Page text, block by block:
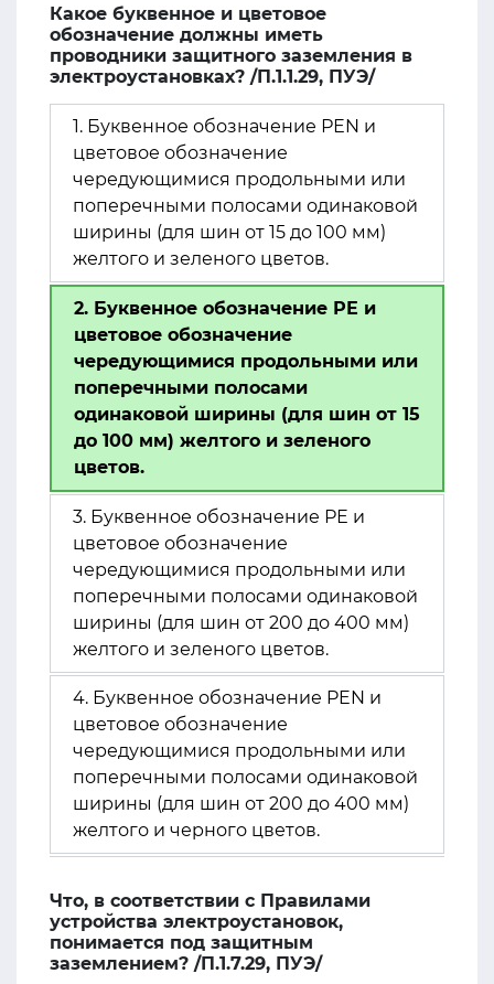
Какое буквенное и цветовое
обозначение должны иметь
проводники защитного заземления в
электроустановках? /П.1.1.29, ПУЭ/
1. Буквенное обозначение РЕN и
цветовое обозначение
чередующимися продольными или
поперечными полосами одинаковой
ширины (для шин от 15 до 100 мм)
желтого и зеленого цветов.
2. Буквенное обозначение РЕ и
цветовое обозначение
чередующимися продольными или
поперечными полосами
одинаковой ширины (для шин от 15
до 100 мм) желтого и зеленого
цветов.
3. Буквенное обозначение РЕ и
цветовое обозначение
чередующимися продольными или
поперечными полосами одинаковой
ширины (для шин от 200 до 400 мм)
желтого и зеленого цветов.
4. Буквенное обозначение PEN и
цветовое обозначение
чередующимися продольными или
поперечными полосами одинаковой
ширины (для шин от 200 до 400 мм)
желтого и черного цветов.
Что, в соответствии с Правилами
устройства электроустановок,
понимается под защитным
заземлением? /П.1.7.29, ПУЭ/